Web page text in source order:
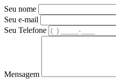
Seu nome
Seu e-mail
Seu Telefone
Mensagem